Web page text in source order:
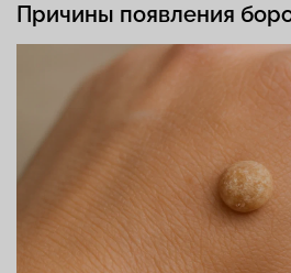
Причины появления